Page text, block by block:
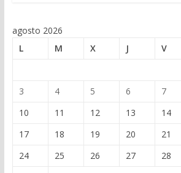
agosto 2026
L
M X J V
3
4 5 6 7
10
11 12 13 14
17
18 19 20 21
24
25 26 27 28